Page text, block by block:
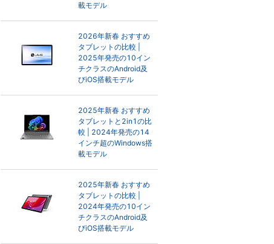
載モデル
2026年新春 おすすめ
タブレットの比較 |
2025年発売の10イン
チクラスのAndroid及
びiOS搭載モデル
2025年新春 おすすめ
タブレットと2in1の比
較 | 2024年発売の14
インチ超のWindows搭
載モデル
2025年新春 おすすめ
タブレットの比較 |
2024年発売の10イン
チクラスのAndroid及
びiOS搭載モデル